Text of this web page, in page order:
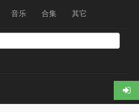
音乐 合集 其它